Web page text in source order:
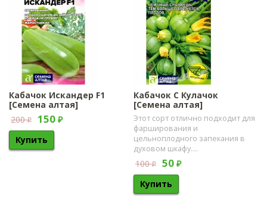
Кабачок Искандер F1
[Семена алтая]
200₽ 150 ₽
Кабачок С Кулачок
[Семена алтая]
​Этот сорт отлично подходит для
фарширования и
цельноплодного запекания в
духовом шкафу....
100₽ 50 ₽